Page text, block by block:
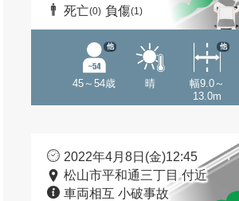
死亡(0) 負傷(1)
45～54歳
他
晴
幅9.0～
13.0m
他
2022年4月8日(金)12:45
松山市平和通三丁目 付近
車両相互 小破事故